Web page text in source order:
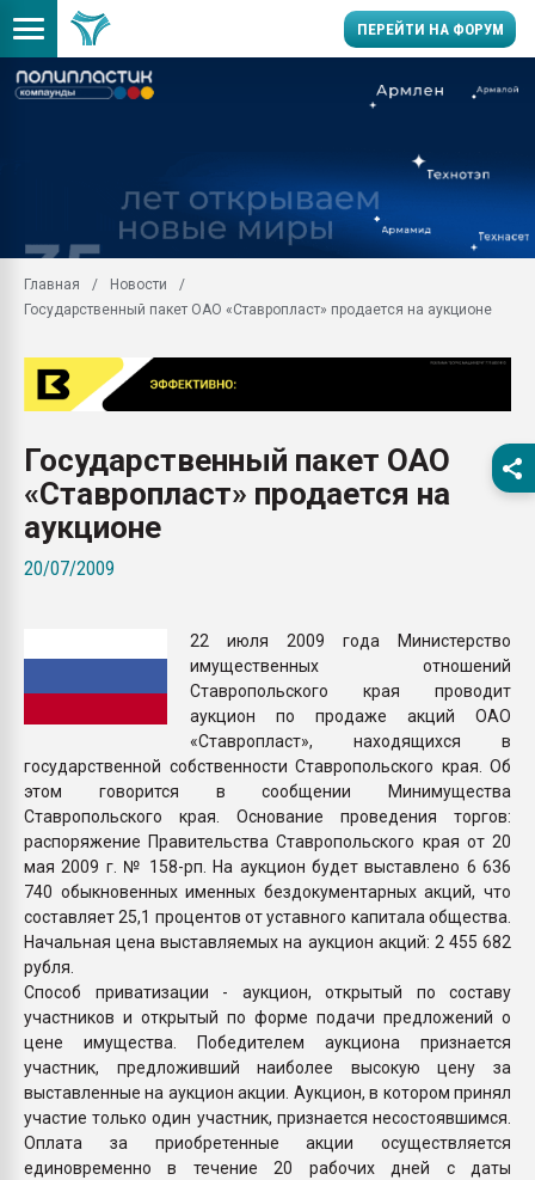
ПЕРЕЙТИ НА ФОРУМ
Вакуум-формовочные
ближайшее
Подмосковье, Москва
28.07.2026
бутылок
Материал поверхности
вакуумного
Главная
Новости
Государственный пакет ОАО «Ставропласт» продается на аукционе
Государственный пакет ОАО
«Ставропласт» продается на
аукционе
20/07/2009
22 июля 2009 года Министерство
имущественных отношений
Ставропольского края проводит
аукцион по продаже акций ОАО
«Ставропласт», находящихся в
государственной собственности Ставропольского края. Об
этом говорится в сообщении Минимущества
Ставропольского края. Основание проведения торгов:
распоряжение Правительства Ставропольского края от 20
мая 2009 г. № 158-рп. На аукцион будет выставлено 6 636
740 обыкновенных именных бездокументарных акций, что
составляет 25,1 процентов от уставного капитала общества.
Начальная цена выставляемых на аукцион акций: 2 455 682
рубля.
Способ приватизации - аукцион, открытый по составу
участников и открытый по форме подачи предложений о
цене имущества. Победителем аукциона признается
участник, предложивший наиболее высокую цену за
выставленные на аукцион акции. Аукцион, в котором принял
участие только один участник, признается несостоявшимся.
Оплата за приобретенные акции осуществляется
единовременно в течение 20 рабочих дней с даты